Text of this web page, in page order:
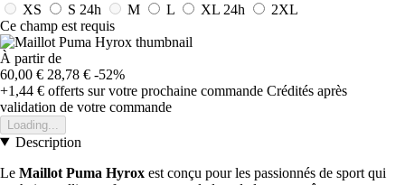
XS
S 24h M L XL 24h
2XL
Ce champ est requis
À partir de
60,00 € 28,78 € -52%
+1,44 € offerts sur votre prochaine commande Crédités après
validation de votre commande
Loading...
Description
Le Maillot Puma Hyrox est conçu pour les passionnés de sport qui